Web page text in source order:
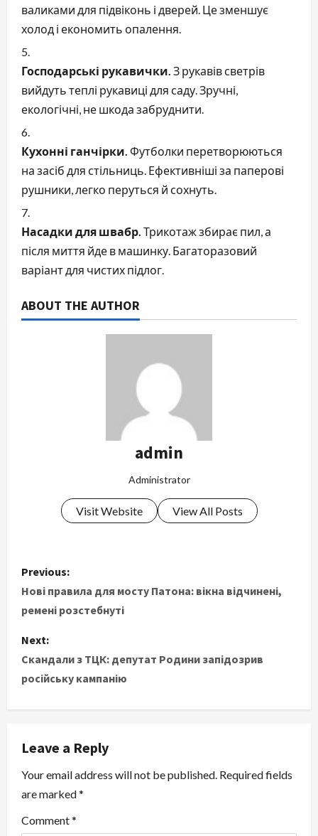
валиками для підвіконь і дверей. Це зменшує
холод і економить опалення.
Господарські рукавички. З рукавів светрів
вийдуть теплі рукавиці для саду. Зручні,
екологічні, не шкода забруднити.
Кухонні ганчірки. Футболки перетворюються
на засіб для стільниць. Ефективніші за паперові
рушники, легко перуться й сохнуть.
Насадки для швабр. Трикотаж збирає пил, а
після миття йде в машинку. Багаторазовий
варіант для чистих підлог.
ABOUT THE AUTHOR
admin
Administrator
Visit Website View All Posts
P
o
s
t
n
a
v
i
g
Previous:
Нові правила для мосту Патона: вікна відчинені,
ремені розстебнуті
Next:
Скандали з ТЦК: депутат Родини запідозрив
російську кампанію
Leave a Reply
Your email address will not be published. Required fields
are marked*
Comment*